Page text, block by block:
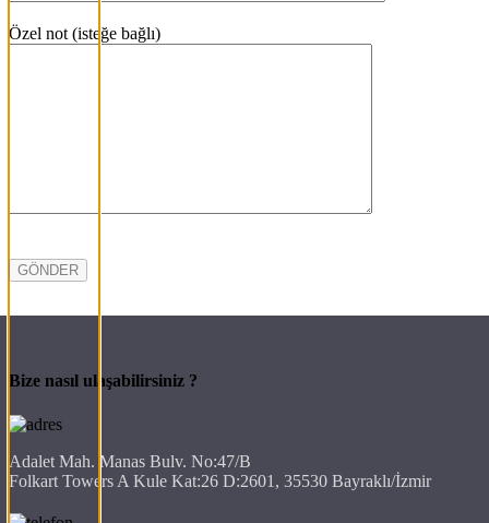
Özel not (isteğe bağlı)
Bize nasıl ulaşabilirsiniz ?
Adalet Mah. Manas Bulv. No:47/B
Folkart Towers A Kule Kat:26 D:2601, 35530 Bayraklı/İzmir